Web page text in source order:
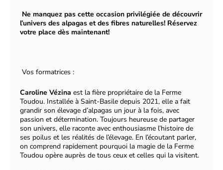
Ne manquez pas cette occasion privilégiée de découvrir
l’univers des alpagas et des fibres naturelles! Réservez
votre place dès maintenant!
Vos formatrices :
Caroline Vézina est la fière propriétaire de la Ferme
Toudou. Installée à Saint-Basile depuis 2021, elle a fait
grandir son élevage d’alpagas un jour à la fois, avec
passion et détermination. Toujours heureuse de partager
son univers, elle raconte avec enthousiasme l’histoire de
ses poilus et les réalités de l’élevage. En l’écoutant parler,
on comprend rapidement pourquoi la magie de la Ferme
Toudou opère auprès de tous ceux et celles qui la visitent.